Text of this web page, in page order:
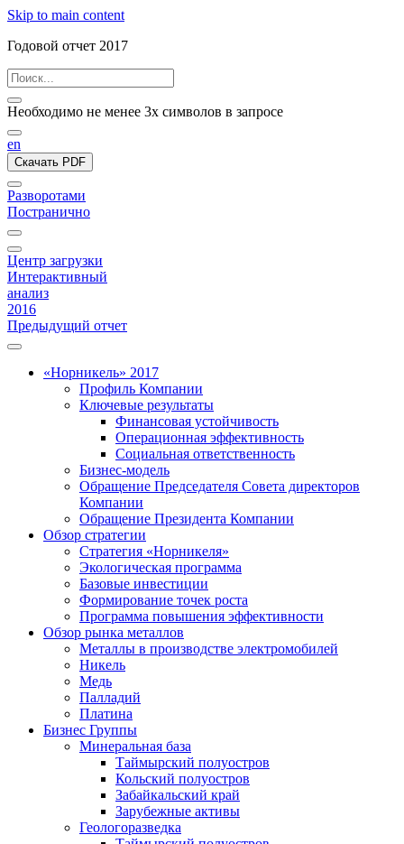
Skip to main content
Годовой отчет 2017
Необходимо не менее 3х символов в запросе
en
Скачать PDF
Разворотами
Постранично
Центр загрузки
Интерактивный
анализ
2016
Предыдущий отчет
«Норникель» 2017
Профиль Компании
Ключевые результаты
Финансовая устойчивость
Операционная эффективность
Социальная ответственность
Бизнес-модель
Обращение Председателя Совета директоров
Компании
Обращение Президента Компании
Обзор стратегии
Стратегия «Норникеля»
Экологическая программа
Базовые инвестиции
Формирование точек роста
Программа повышения эффективности
Обзор рынка металлов
Металлы в производстве электромобилей
Никель
Медь
Палладий
Платина
Бизнес Группы
Минеральная база
Таймырский полуостров
Кольский полуостров
Забайкальский край
Зарубежные активы
Геологоразведка